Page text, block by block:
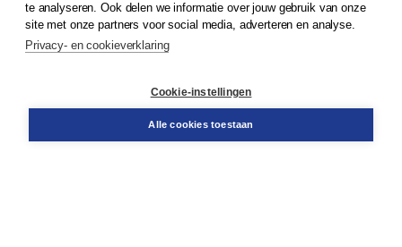
Klantenservice
Service & informatie
Contact
te analyseren. Ook delen we informatie over jouw gebruik van onze
site met onze partners voor social media, adverteren en analyse.
Privacy- en cookieverklaring
Cookie-instellingen
Alle cookies toestaan